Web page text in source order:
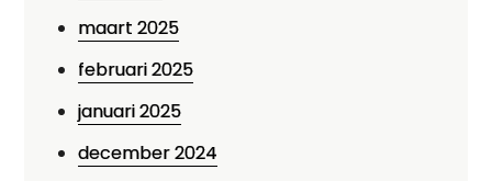
maart 2025
februari 2025
januari 2025
december 2024